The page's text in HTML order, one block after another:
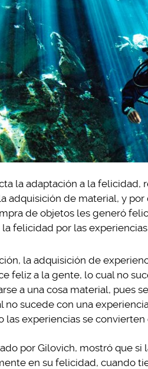
la adaptación a la
adquisición de material, y
de objetos les generó
felicidad por las
la adquisición de
feliz a la gente, lo cual no
a una cosa material, pues
no sucede con una
las experiencias se
por Gilovich, mostró que
en su felicidad, cuando